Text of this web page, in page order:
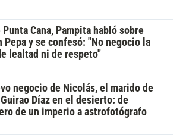
Punta Cana, Pampita habló sobre
Pepa y se confesó: "No negocio la
lealtad ni de respeto"
negocio de Nicolás, el marido de
Díaz en el desierto: de
de un imperio a astrofotógrafo